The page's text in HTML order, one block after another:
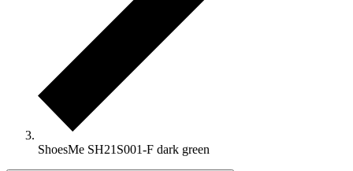
ShoesMe SH21S001-F dark green